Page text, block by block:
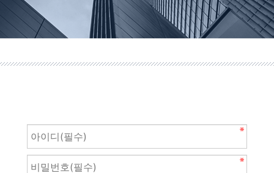
찾아오시는길